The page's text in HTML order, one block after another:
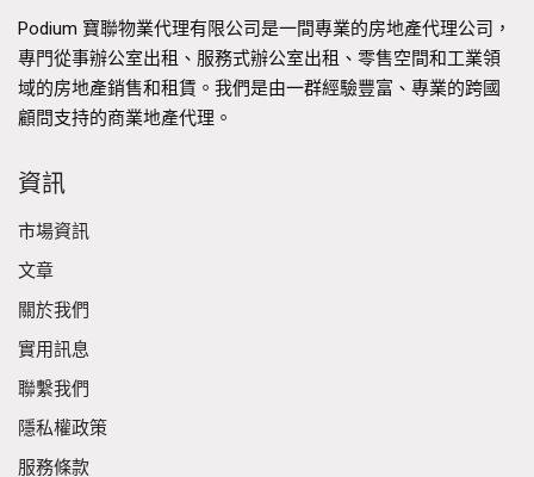
Podium 寶聯物業代理有限公司是一間專業的房地產代理公司，
專門從事辦公室出租、服務式辦公室出租、零售空間和工業領
域的房地產銷售和租賃。我們是由一群經驗豐富、專業的跨國
顧問支持的商業地產代理。
資訊
市場資訊
文章
關於我們
實用訊息
聯繫我們
隱私權政策
服務條款